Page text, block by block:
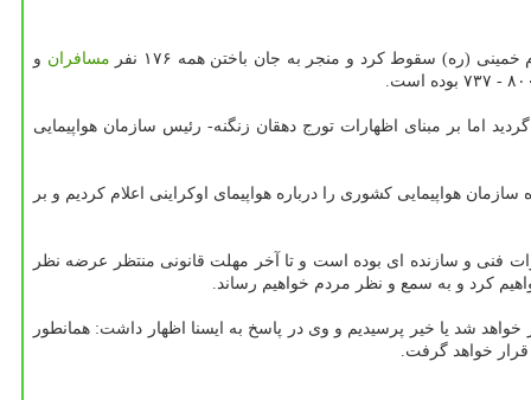
مسافران و
اما بر مبنای اظهارات تورج دهقان زنگنه- رئیس سازمان هواپیمایی
دخیل در سانحه گزارش تهیه شده سازمان هواپیمایی کشوری را درباره هواپیمای اوکراینی اعلام کردیم و بر
فنی و سازنده ای بوده است و تا آخر مهلت قانونی منتظر عرضه نظر
کرد و به سمع و نظر مردم خواهیم رساند.
شد یا خیر پرسیدیم و وی در پاسخ به ایسنا اظهار داشت: همانطور
قرار خواهد گرفت.